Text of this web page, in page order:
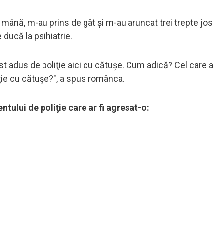
m-au prins de gât şi m-au aruncat trei trepte jos
ducă la psihiatrie.
adus de poliţie aici cu cătuşe. Cum adică? Cel care a
cu cătuşe?", a spus românca.
de poliţie care ar fi agresat-o: